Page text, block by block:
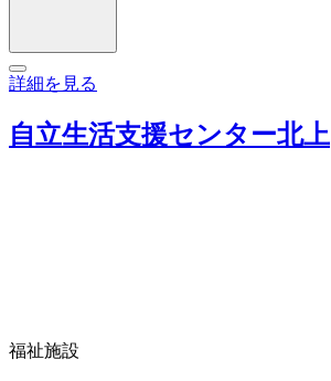
詳細を見る
自立生活支援センター北上
福祉施設